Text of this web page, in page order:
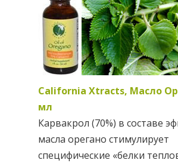
California Xtracts, Масло
мл
Карвакрол (70%) в составе
масла орегано стимулирует
специфические «белки